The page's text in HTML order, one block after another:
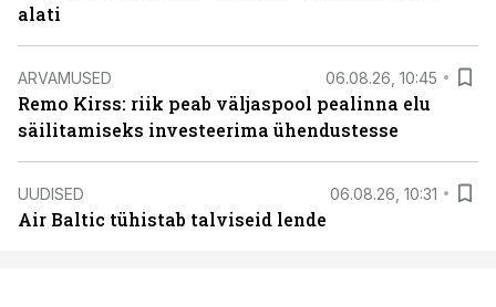
alati
ARVAMUSED 06.08.26, 10:45
Remo Kirss: riik peab väljaspool pealinna elu
säilitamiseks investeerima ühendustesse
UUDISED 06.08.26, 10:31
Air Baltic tühistab talviseid lende